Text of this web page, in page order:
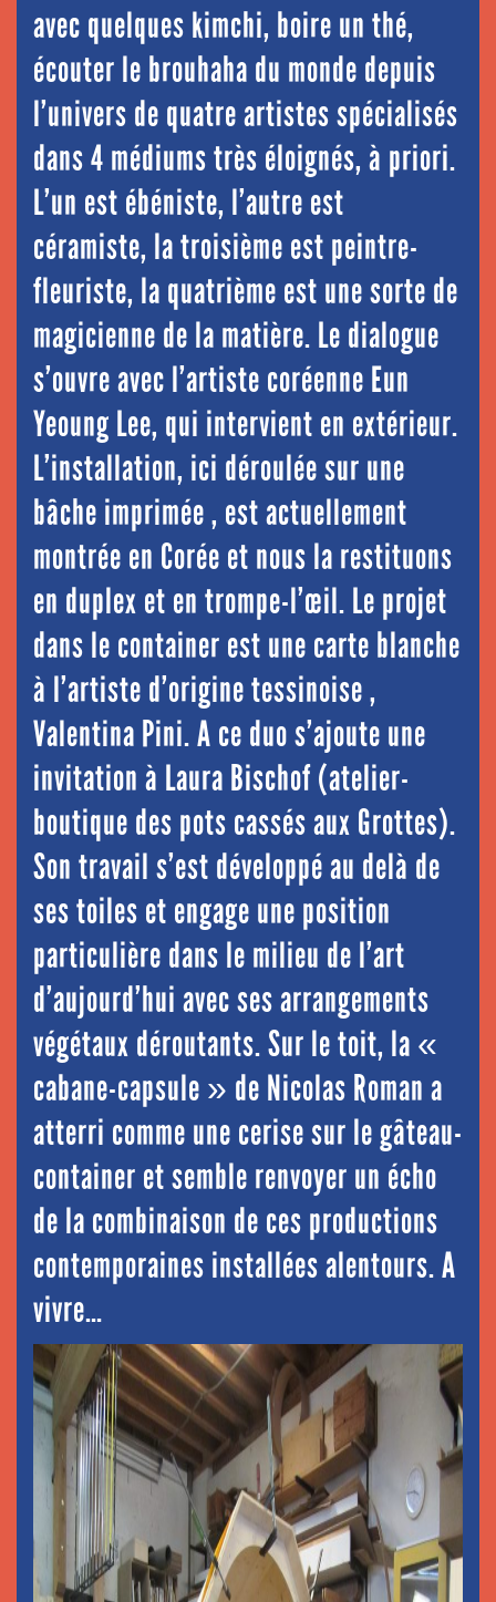
avec quelques kimchi, boire un thé,
écouter le brouhaha du monde depuis
l’univers de quatre artistes spécialisés
dans 4 médiums très éloignés, à priori.
L’un est ébéniste, l’autre est
céramiste, la troisième est peintre-
fleuriste, la quatrième est une sorte de
magicienne de la matière. Le dialogue
s’ouvre avec l’artiste coréenne Eun
Yeoung Lee, qui intervient en extérieur.
L’installation, ici déroulée sur une
bâche imprimée , est actuellement
montrée en Corée et nous la restituons
en duplex et en trompe-l’œil. Le projet
dans le container est une carte blanche
à l’artiste d’origine tessinoise ,
Valentina Pini. A ce duo s’ajoute une
invitation à Laura Bischof (atelier-
boutique des pots cassés aux Grottes).
Son travail s’est développé au delà de
ses toiles et engage une position
particulière dans le milieu de l’art
d’aujourd’hui avec ses arrangements
végétaux déroutants. Sur le toit, la «
cabane-capsule » de Nicolas Roman a
atterri comme une cerise sur le gâteau-
container et semble renvoyer un écho
de la combinaison de ces productions
contemporaines installées alentours. A
vivre…